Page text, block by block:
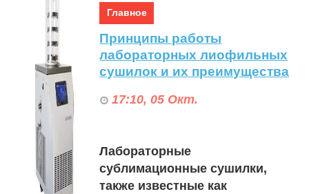
значительно повышают
безопасность банковских у...
Главное
Принципы работы
лабораторных лиофильных
сушилок и их преимущества
17:10, 05 Окт.
Лабораторные
сублимационные сушилки,
также известные как